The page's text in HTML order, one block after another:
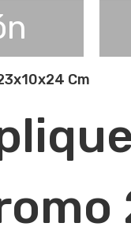
Cm